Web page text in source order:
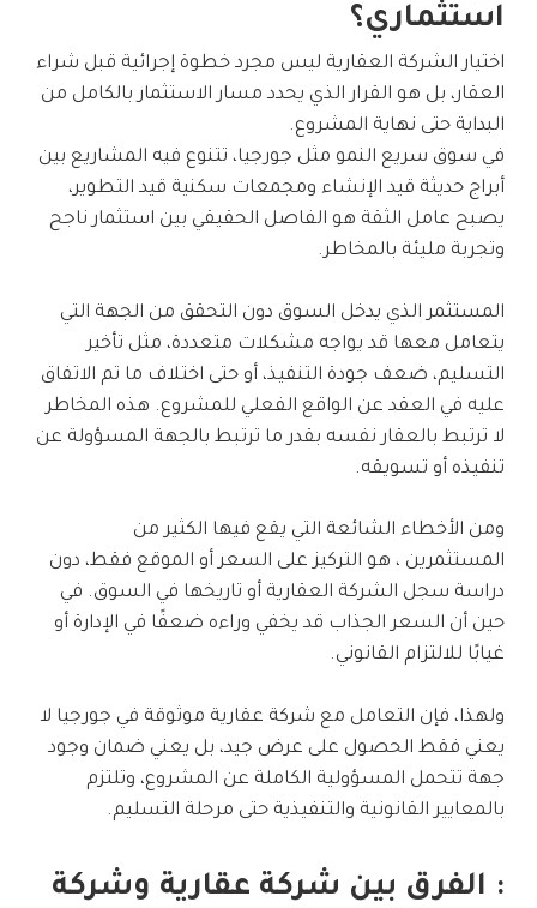
استثماري؟
اختيار الشركة العقارية ليس مجرد خطوة إجرائية قبل شراء
العقار، بل هو القرار الذي يحدد مسار الاستثمار بالكامل من
البداية حتى نهاية المشروع.
في سوق سريع النمو مثل جورجيا، تتنوع فيه المشاريع بين
أبراج حديثة قيد الإنشاء ومجمعات سكنية قيد التطوير،
يصبح عامل الثقة هو الفاصل الحقيقي بين استثمار ناجح
وتجربة مليئة بالمخاطر.
المستثمر الذي يدخل السوق دون التحقق من الجهة التي
يتعامل معها قد يواجه مشكلات متعددة، مثل تأخير
التسليم، ضعف جودة التنفيذ، أو حتى اختلاف ما تم الاتفاق
عليه في العقد عن الواقع الفعلي للمشروع. هذه المخاطر
لا ترتبط بالعقار نفسه بقدر ما ترتبط بالجهة المسؤولة عن
تنفيذه أو تسويقه.
ومن الأخطاء الشائعة التي يقع فيها الكثير من
المستثمرين ، هو التركيز على السعر أو الموقع فقط، دون
دراسة سجل الشركة العقارية أو تاريخها في السوق. في
حين أن السعر الجذاب قد يخفي وراءه ضعفًا في الإدارة أو
غيابًا للالتزام القانوني.
ولهذا، فإن التعامل مع شركة عقارية موثوقة في جورجيا لا
يعني فقط الحصول على عرض جيد، بل يعني ضمان وجود
جهة تتحمل المسؤولية الكاملة عن المشروع، وتلتزم
بالمعايير القانونية والتنفيذية حتى مرحلة التسليم.
: الفرق بين شركة عقارية وشركة